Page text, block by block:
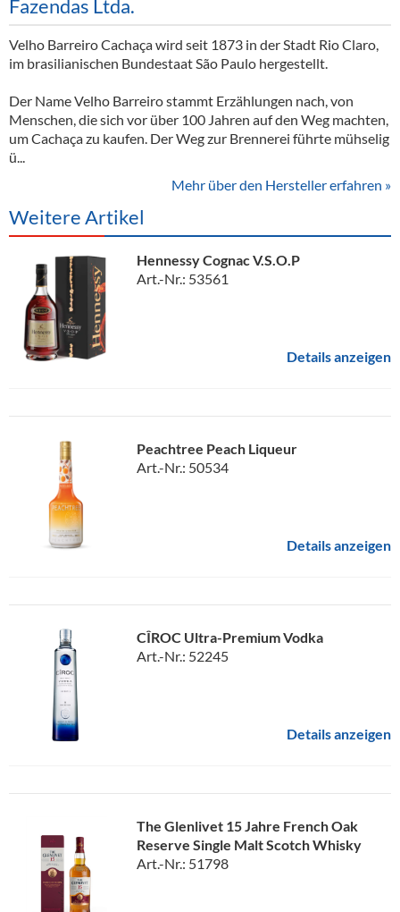
Fazendas Ltda.
Velho Barreiro Cachaça wird seit 1873 in der Stadt Rio Claro,
im brasilianischen Bundestaat São Paulo hergestellt.
Der Name Velho Barreiro stammt Erzählungen nach, von
Menschen, die sich vor über 100 Jahren auf den Weg machten,
um Cachaça zu kaufen. Der Weg zur Brennerei führte mühselig
ü...
Mehr über den Hersteller erfahren »
Weitere Artikel
Hennessy Cognac V.S.O.P
Art.-Nr.: 53561
Details anzeigen
Peachtree Peach Liqueur
Art.-Nr.: 50534
Details anzeigen
CÎROC Ultra-Premium Vodka
Art.-Nr.: 52245
Details anzeigen
The Glenlivet 15 Jahre French Oak
Reserve Single Malt Scotch Whisky
Art.-Nr.: 51798